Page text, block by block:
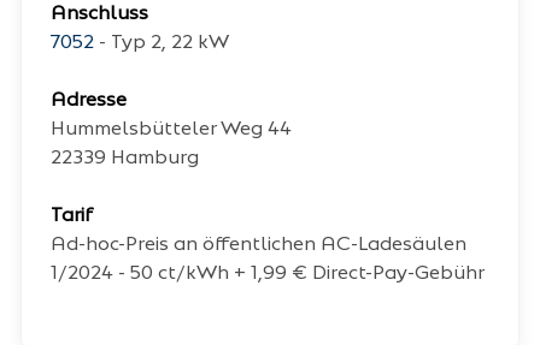
Anschluss
7052 - Typ 2, 22 kW
Adresse
Hummelsbütteler Weg 44
22339 Hamburg
Tarif
Ad-hoc-Preis an öffentlichen AC-Ladesäulen
1/2024 - 50 ct/kWh + 1,99 € Direct-Pay-Gebühr